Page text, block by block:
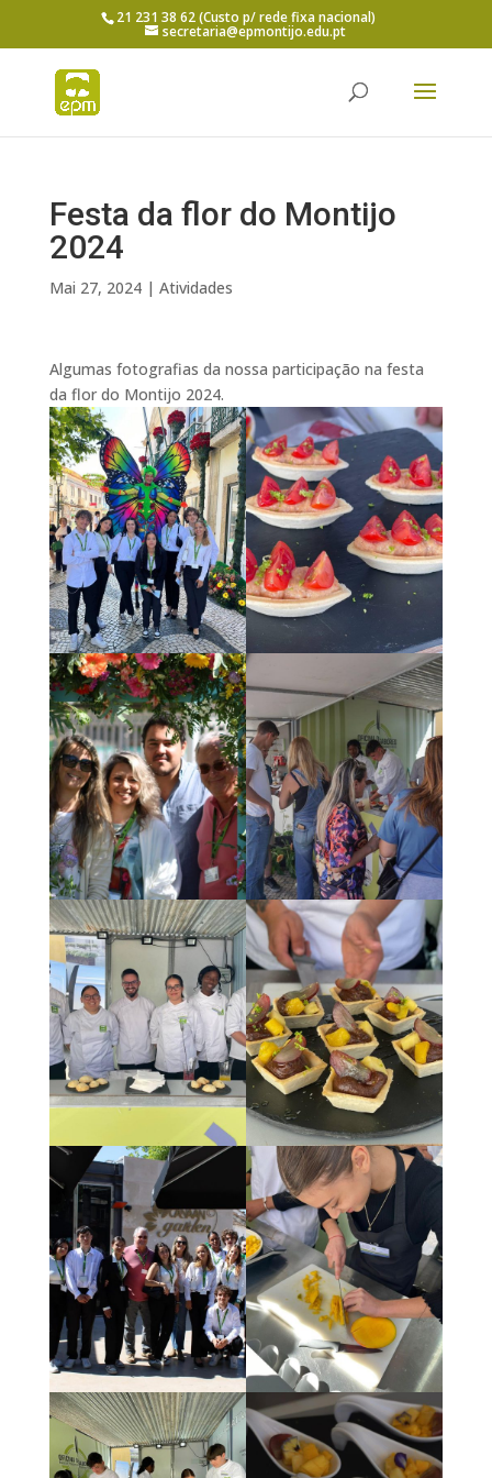
21 231 38 62 (Custo p/ rede fixa nacional)
secretaria@epmontijo.edu.pt
Festa da flor do Montijo
2024
Mai 27, 2024| Atividades
Algumas fotografias da nossa participação na festa
da flor do Montijo 2024.